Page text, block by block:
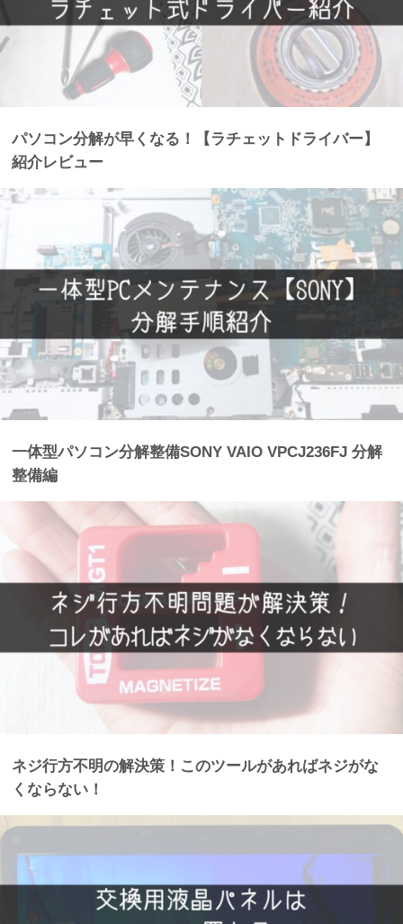
パソコン分解が早くなる！【ラチェットドライバー】
紹介レビュー
一体型パソコン分解整備SONY VAIO VPCJ236FJ 分解
整備編
ネジ行方不明の解決策！このツールがあればネジがな
くならない！